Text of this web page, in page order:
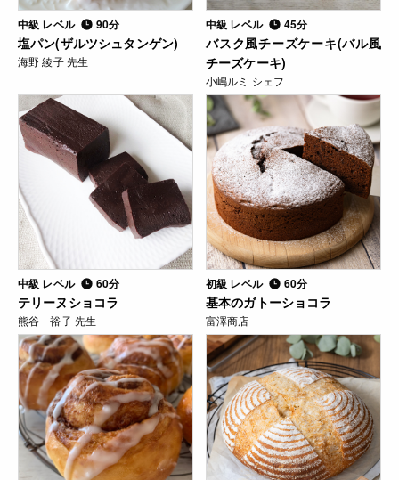
中級 レベル 90分
塩パン(ザルツシュタンゲン)
海野 綾子 先生
中級 レベル 45分
バスク風チーズケーキ(バル風
チーズケーキ)
小嶋ルミ シェフ
中級 レベル 60分
テリーヌショコラ
熊谷 裕子 先生
初級 レベル 60分
基本のガトーショコラ
富澤商店